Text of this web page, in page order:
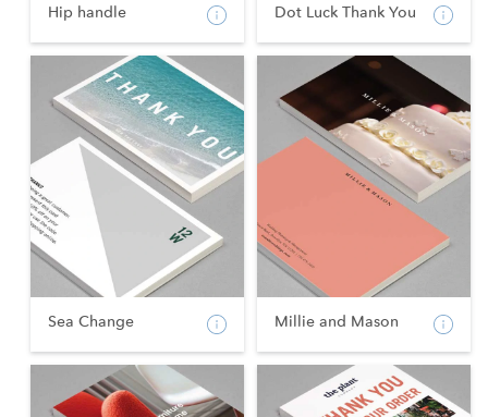
Hip handle Dot Luck Thank You
Sea Change Millie and Mason